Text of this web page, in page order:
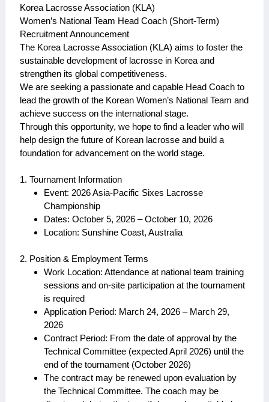
Korea Lacrosse Association (KLA)
Women’s National Team Head Coach (Short-Term)
Recruitment Announcement
The Korea Lacrosse Association (KLA) aims to foster the
sustainable development of lacrosse in Korea and
strengthen its global competitiveness.
We are seeking a passionate and capable Head Coach to
lead the growth of the Korean Women’s National Team and
achieve success on the international stage.
Through this opportunity, we hope to find a leader who will
help design the future of Korean lacrosse and build a
foundation for advancement on the world stage.
1. Tournament Information
Event: 2026 Asia-Pacific Sixes Lacrosse
Championship
Dates: October 5, 2026 – October 10, 2026
Location: Sunshine Coast, Australia
2. Position & Employment Terms
Work Location: Attendance at national team training
sessions and on-site participation at the tournament
is required
Application Period: March 24, 2026 – March 29,
2026
Contract Period: From the date of approval by the
Technical Committee (expected April 2026) until the
end of the tournament (October 2026)
The contract may be renewed upon evaluation by
the Technical Committee. The coach may be